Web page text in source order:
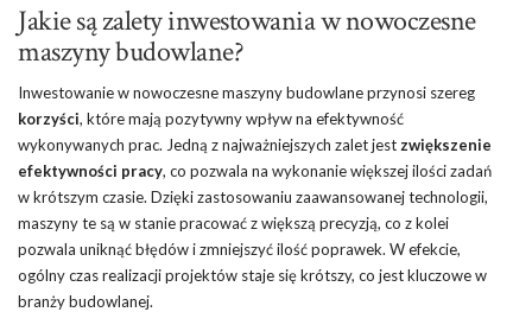
Jakie są zalety inwestowania w nowoczesne
maszyny budowlane?
Inwestowanie w nowoczesne maszyny budowlane przynosi szereg
korzyści, które mają pozytywny wpływ na efektywność
wykonywanych prac. Jedną z najważniejszych zalet jest zwiększenie
efektywności pracy, co pozwala na wykonanie większej ilości zadań
w krótszym czasie. Dzięki zastosowaniu zaawansowanej technologii,
maszyny te są w stanie pracować z większą precyzją, co z kolei
pozwala uniknąć błędów i zmniejszyć ilość poprawek. W efekcie,
ogólny czas realizacji projektów staje się krótszy, co jest kluczowe w
branży budowlanej.